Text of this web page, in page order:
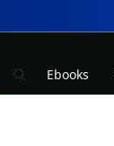
Ebooks